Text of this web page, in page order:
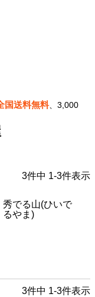
国送料無料、3,000
3件中 1-3件表示
秀でる山(ひいで
るやま)
3件中 1-3件表示